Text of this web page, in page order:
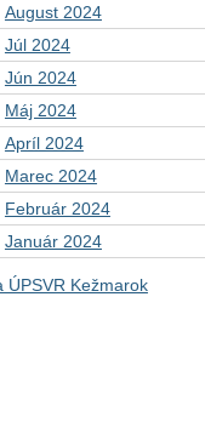
August 2024
Júl 2024
Jún 2024
Máj 2024
Apríl 2024
Marec 2024
Február 2024
Január 2024
ÚPSVR Kežmarok